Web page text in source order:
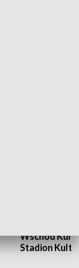
Wschód
Stadion